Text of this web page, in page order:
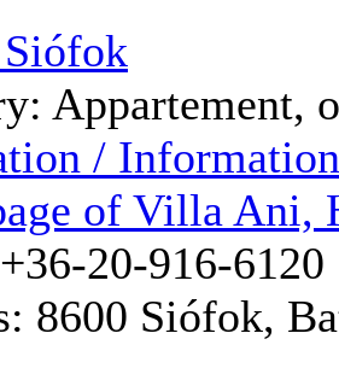
Appartement,
/ Information
of Villa Ani,
20-916-6120
8600 Siófok,